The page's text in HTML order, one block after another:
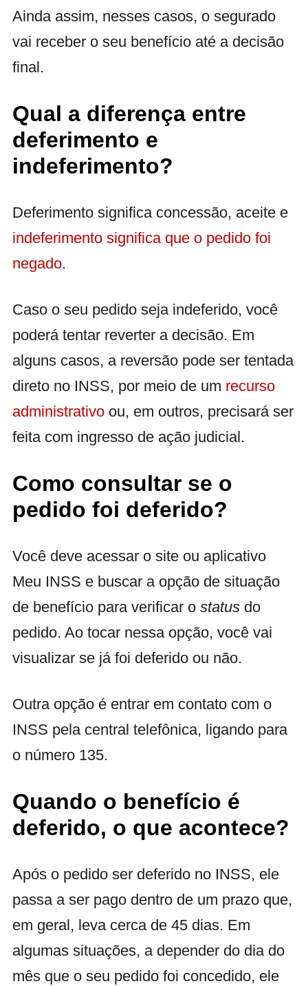
Ainda assim, nesses casos, o segurado
vai receber o seu benefício até a decisão
final.
Qual a diferença entre
deferimento e
indeferimento?
Deferimento significa concessão, aceite e
indeferimento significa que o pedido foi
negado.
Caso o seu pedido seja indeferido, você
poderá tentar reverter a decisão. Em
alguns casos, a reversão pode ser tentada
direto no INSS, por meio de um recurso
administrativo ou, em outros, precisará ser
feita com ingresso de ação judicial.
Como consultar se o
pedido foi deferido?
Você deve acessar o site ou aplicativo
Meu INSS e buscar a opção de situação
de benefício para verificar o status do
pedido. Ao tocar nessa opção, você vai
visualizar se já foi deferido ou não.
Outra opção é entrar em contato com o
INSS pela central telefônica, ligando para
o número 135.
Quando o benefício é
deferido, o que acontece?
Após o pedido ser deferido no INSS, ele
passa a ser pago dentro de um prazo que,
em geral, leva cerca de 45 dias. Em
algumas situações, a depender do dia do
mês que o seu pedido foi concedido, ele